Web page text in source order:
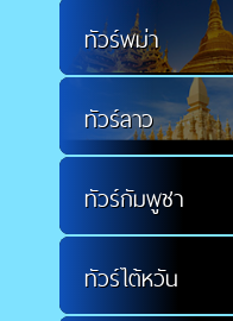
ทัวร์พม่า
ทัวร์ลาว
ทัวร์กัมพูชา
ทัวร์ไต้หวัน